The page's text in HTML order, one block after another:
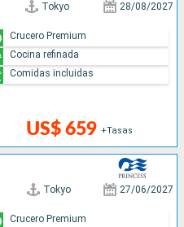
Tokyo 28/08/2027
US$ 659 +Tasas
Crucero Premium
Cocina refinada
Comidas incluidas
Tokyo 27/06/2027
Crucero Premium